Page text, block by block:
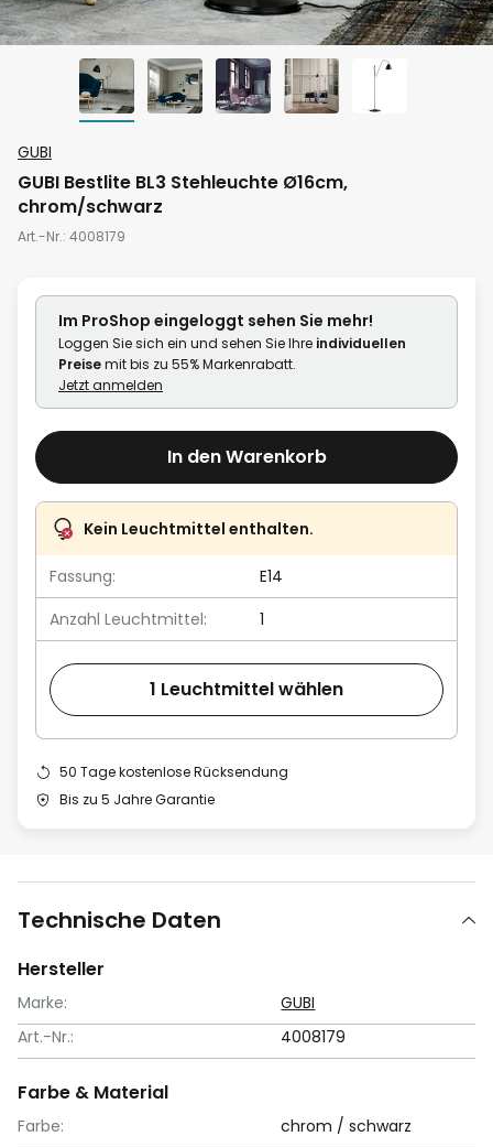
Anfang
der
Bildgalerie
springen
GUBI
GUBI Bestlite BL3 Stehleuchte Ø16cm,
chrom/schwarz
Art.-Nr. 4008179
Im ProShop eingeloggt sehen Sie mehr!
Loggen Sie sich ein und sehen Sie Ihre individuellen
Preisemit bis zu 55% Markenrabatt.
Jetzt anmelden
In den Warenkorb
Kein Leuchtmittel enthalten.
Fassung:
E14
Anzahl Leuchtmittel:
1
1 Leuchtmittel wählen
50 Tage kostenlose Rücksendung
Bis zu 5 Jahre Garantie
Technische Daten
Hersteller
Marke:
GUBI
Art.-Nr.:
4008179
Farbe & Material
Farbe:
chrom / schwarz